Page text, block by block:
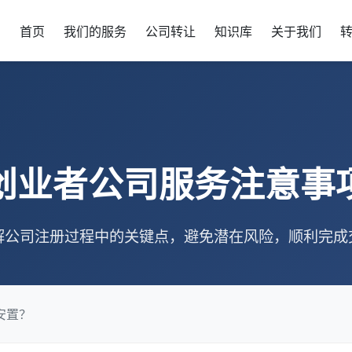
首页 我们的服务 公司转让 知识库 关于我们
业者公司服务注意事
公司注册过程中的关键点，避免潜在风险，顺利完成
？